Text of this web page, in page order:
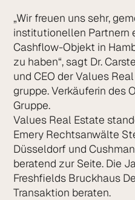
„Wir freuen uns sehr,
institutionellen Partnern
Cashflow-Objekt in
zu haben“, sagt Dr.
und CEO der Values
gruppe. Verkäuferin des
Gruppe.
Values Real Estate
Emery Rechtsanwälte
Düsseldorf und
beratend zur Seite. Die
Freshfields Bruckhaus
Transaktion beraten.